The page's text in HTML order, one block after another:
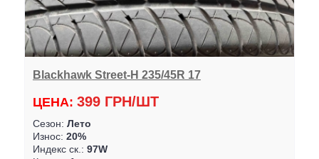
Blackhawk Street-H 235/45R 17
ЦЕНА: 399 ГРН/ШТ
Сезон: Лето
Износ: 20%
Индекс ск.: 97W